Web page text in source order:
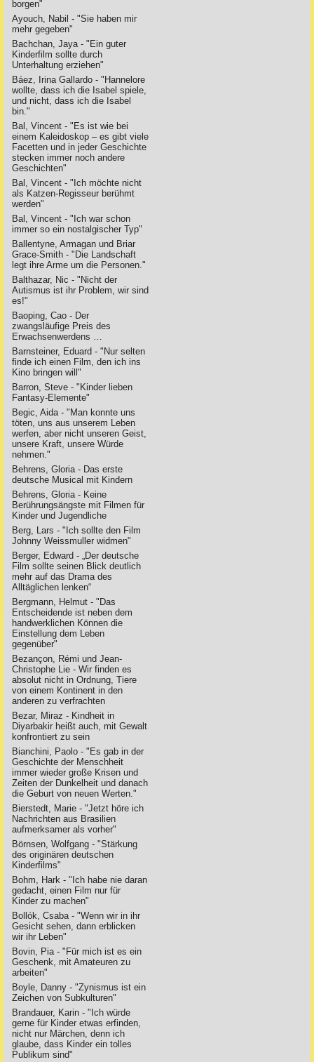
borgen"
Ayouch, Nabil - "Sie haben mir
mehr gegeben"
Bachchan, Jaya - "Ein guter
Kinderfilm sollte durch
Unterhaltung erziehen"
Báez, Irina Gallardo - "Hannelore
wollte, dass ich die Isabel spiele,
und nicht, dass ich die Isabel
bin."
Bal, Vincent - "Es ist wie bei
einem Kaleidoskop – es gibt viele
Facetten und in jeder Geschichte
stecken immer noch andere
Geschichten"
Bal, Vincent - "Ich möchte nicht
als Katzen-Regisseur berühmt
werden"
Bal, Vincent - "Ich war schon
immer so ein nostalgischer Typ"
Ballentyne, Armagan und Briar
Grace-Smith - "Die Landschaft
legt ihre Arme um die Personen."
Balthazar, Nic - "Nicht der
Autismus ist ihr Problem, wir sind
es!"
Baoping, Cao - Der
zwangsläufige Preis des
Erwachsenwerdens …
Barnsteiner, Eduard - "Nur selten
finde ich einen Film, den ich ins
Kino bringen will"
Barron, Steve - "Kinder lieben
Fantasy-Elemente"
Begic, Aida - "Man konnte uns
töten, uns aus unserem Leben
werfen, aber nicht unseren Geist,
unsere Kraft, unsere Würde
nehmen."
Behrens, Gloria - Das erste
deutsche Musical mit Kindern
Behrens, Gloria - Keine
Berührungsängste mit Filmen für
Kinder und Jugendliche
Berg, Lars - "Ich sollte den Film
Johnny Weissmuller widmen"
Berger, Edward - „Der deutsche
Film sollte seinen Blick deutlich
mehr auf das Drama des
Alltäglichen lenken“
Bergmann, Helmut - "Das
Entscheidende ist neben dem
handwerklichen Können die
Einstellung dem Leben
gegenüber"
Bezançon, Rémi und Jean-
Christophe Lie - Wir finden es
absolut nicht in Ordnung, Tiere
von einem Kontinent in den
anderen zu verfrachten
Bezar, Miraz - Kindheit in
Diyarbakir heißt auch, mit Gewalt
konfrontiert zu sein
Bianchini, Paolo - "Es gab in der
Geschichte der Menschheit
immer wieder große Krisen und
Zeiten der Dunkelheit und danach
die Geburt von neuen Werten."
Bierstedt, Marie - "Jetzt höre ich
Nachrichten aus Brasilien
aufmerksamer als vorher"
Börnsen, Wolfgang - "Stärkung
des originären deutschen
Kinderfilms"
Bohm, Hark - "Ich habe nie daran
gedacht, einen Film nur für
Kinder zu machen"
Bollók, Csaba - "Wenn wir in ihr
Gesicht sehen, dann erblicken
wir ihr Leben"
Bovin, Pia - "Für mich ist es ein
Geschenk, mit Amateuren zu
arbeiten"
Boyle, Danny - "Zynismus ist ein
Zeichen von Subkulturen"
Brandauer, Karin - "Ich würde
gerne für Kinder etwas erfinden,
nicht nur Märchen, denn ich
glaube, dass Kinder ein tolles
Publikum sind"